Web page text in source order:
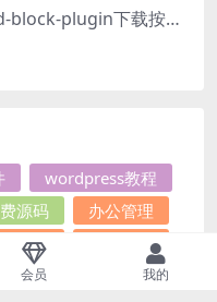
WordPress插件 Download-block-plugin下载按钮图标美化
wordpress教程
源码
办公管理
航查询
小说文学
会员 我的